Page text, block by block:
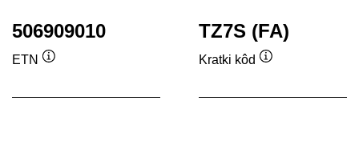
506909010
ETN
TZ7S (FA)
Kratki kôd